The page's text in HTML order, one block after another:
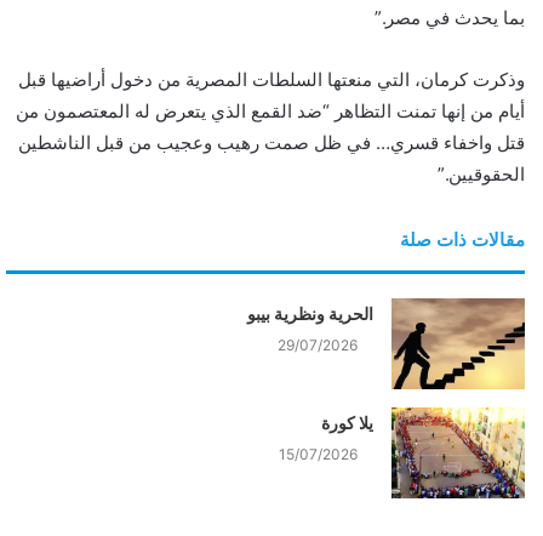
بما يحدث في مصر.”
وذكرت كرمان، التي منعتها السلطات المصرية من دخول أراضيها قبل
أيام من إنها تمنت التظاهر “ضد القمع الذي يتعرض له المعتصمون من
قتل واخفاء قسري… في ظل صمت رهيب وعجيب من قبل الناشطين
الحقوقيين.”
مقالات ذات صلة
الحرية ونظرية بيبو
29/07/2026
يلا كورة
15/07/2026